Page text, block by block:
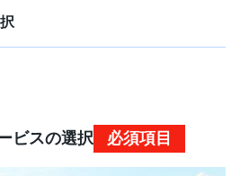
ビスの選択 必須項目